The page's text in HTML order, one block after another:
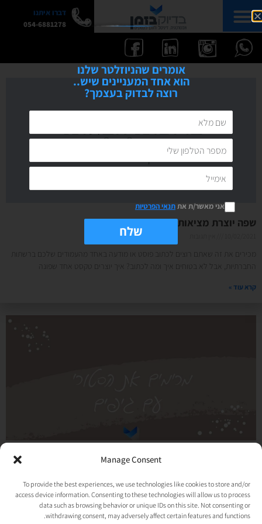
Manage Consent
To provide the best experiences, we use technologies like cookies to store and/or
access device information. Consenting to these technologies will allow us to process
data such as browsing behavior or unique IDs on this site. Not consenting or
withdrawing consent, may adversely affect certain features and functions.
דברו איתנו
054-6881278
שפה יוצרת מציאות-על כתיבה א-מגדרית
מכירים את זה שאתם רוצים לכתוב פוסט או מודעה באחד מהעמודים שלכם ברשתות
החברתיות, אבל לא בטוחים איך ומה לכתוב? איך יוצרים טקסט אחד שפונה
קרא עוד »
מתבאסים על הסטוריז שאין גיפים בעברית? חשבו שוב! בתקופה האחרונה הצטרפו
לגיפים המוכרים והאהובים גם מלא גיפים בעברית שפשוט כבשו ויכבשו כל חלקה
דיגיטלית. אז
אומרים שהניוזלטר שלנו
הוא אחד המעניינים שיש..
רוצה לבדוק בעצמך?
אני מאשר/ת אתתנאי הפרטיות
שלח